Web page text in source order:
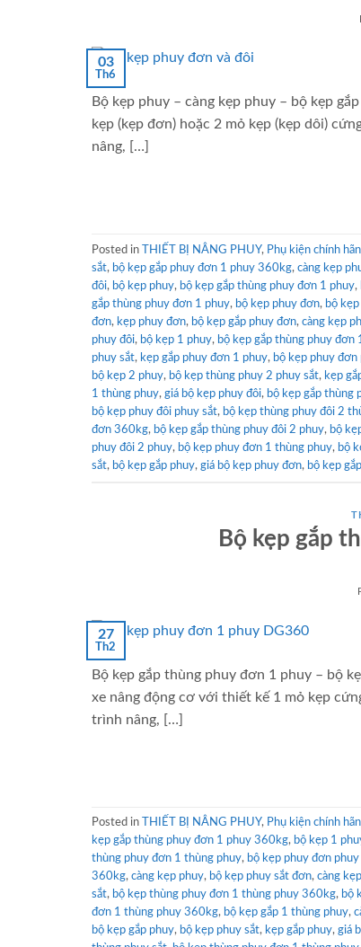
03
Th6
Bộ kẹp phuy – càng kẹp phuy – bộ kẹp
kẹp (kẹp đơn) hoặc 2 mỏ kẹp (kẹp dôi)
nâng, […]
Posted in THIẾT BỊ NÂNG PHUY, Phụ kiện chính
sắt, bộ kẹp gắp phuy đơn 1 phuy 360kg, càng kẹp
đôi, bộ kẹp phuy, bộ kẹp gắp thùng phuy đơn 1 phuy,
gắp thùng phuy đơn 1 phuy, bộ kẹp phuy đơn, bộ
đơn, kẹp phuy đơn, bộ kẹp gắp phuy đơn, càng kẹp
phuy đôi, bộ kẹp 1 phuy, bộ kẹp gắp thùng phuy đơn
phuy sắt, kẹp gắp phuy đơn 1 phuy, bộ kẹp phuy đơn
bộ kẹp 2 phuy, bộ kẹp thùng phuy 2 phuy sắt, kẹp
1 thùng phuy, giá bộ kẹp phuy đôi, bộ kẹp gắp thùng
bộ kẹp phuy đôi phuy sắt, bộ kẹp thùng phuy đôi 2
đơn 360kg, bộ kẹp gắp thùng phuy đôi 2 phuy, bộ
phuy đôi 2 phuy, bộ kẹp phuy đơn 1 thùng phuy, bộ
sắt, bộ kẹp gắp phuy, giá bộ kẹp phuy đơn, bộ kẹp
Bộ kẹp gắp
27
Th2
Bộ kẹp gắp thùng phuy đơn 1 phuy – bộ
xe nâng động cơ với thiết kế 1 mỏ kẹp
trình nâng, […]
Posted in THIẾT BỊ NÂNG PHUY, Phụ kiện chính
kẹp gắp thùng phuy đơn 1 phuy 360kg, bộ kẹp 1
thùng phuy đơn 1 thùng phuy, bộ kẹp phuy đơn phuy
360kg, càng kẹp phuy, bộ kẹp phuy sắt đơn, càng
sắt, bộ kẹp thùng phuy đơn 1 thùng phuy 360kg, bộ
đơn 1 thùng phuy 360kg, bộ kẹp gắp 1 thùng phuy,
bộ kẹp gắp phuy, bộ kẹp phuy sắt, kẹp gắp phuy, giá